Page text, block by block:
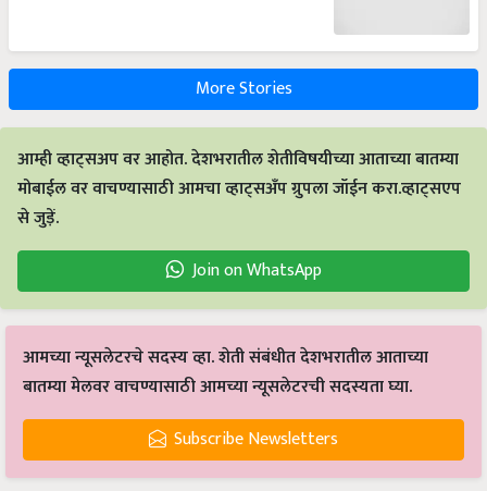
More Stories
आम्ही व्हाट्सअप वर आहोत. देशभरातील शेतीविषयीच्या आताच्या बातम्या
मोबाईल वर वाचण्यासाठी आमचा व्हाट्सअँप ग्रुपला जॉईन करा.व्हाट्सएप
से जुड़ें.
Join on WhatsApp
आमच्या न्यूसलेटरचे सदस्य व्हा. शेती संबंधीत देशभरातील आताच्या
बातम्या मेलवर वाचण्यासाठी आमच्या न्यूसलेटरची सदस्यता घ्या.
Subscribe Newsletters